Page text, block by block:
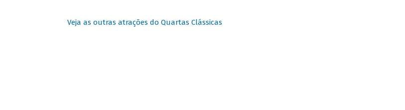
Veja as outras atrações do Quartas Clássicas